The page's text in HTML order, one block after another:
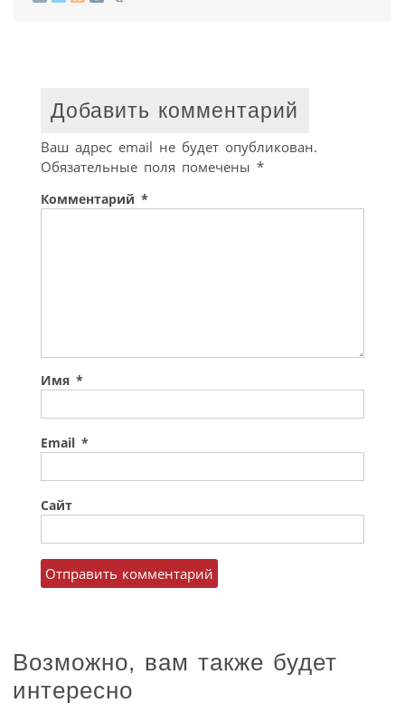
Добавить комментарий
Ваш адрес email не будет опубликован.
Обязательные поля помечены *
Комментарий *
Имя *
Email *
Сайт
Возможно, вам также будет
интересно